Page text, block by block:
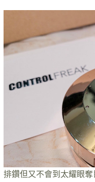
排鑽但又不會到太耀眼奪